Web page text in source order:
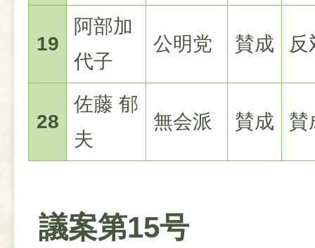
19
阿部加
代子
公明党 賛成 反
28
佐藤 郁
夫
無会派 賛成 賛
議案第15号